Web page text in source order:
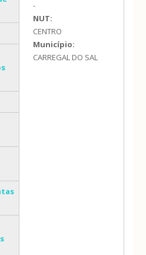
-
NUT:
CENTRO
Município:
CARREGAL DO SAL